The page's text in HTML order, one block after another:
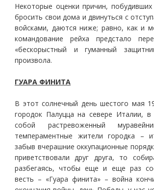
Некоторые оценки причин,
бросить свои дома и двинуться с
войсками, даются ниже; равно, как и
командование рейха предстало
«бескорыстный и гуманный
произвола.
ГУАРА ФИНИТА
В этот солнечный день шестого мая
городок Палуцца на севере Италии, в
собой растревоженный
темпераментные жители городка –
забыв вчерашние оккупационные
приветствовали друг друга, то
разбегаясь, чтобы еще и еще раз
весть – «Гуара финита» – война